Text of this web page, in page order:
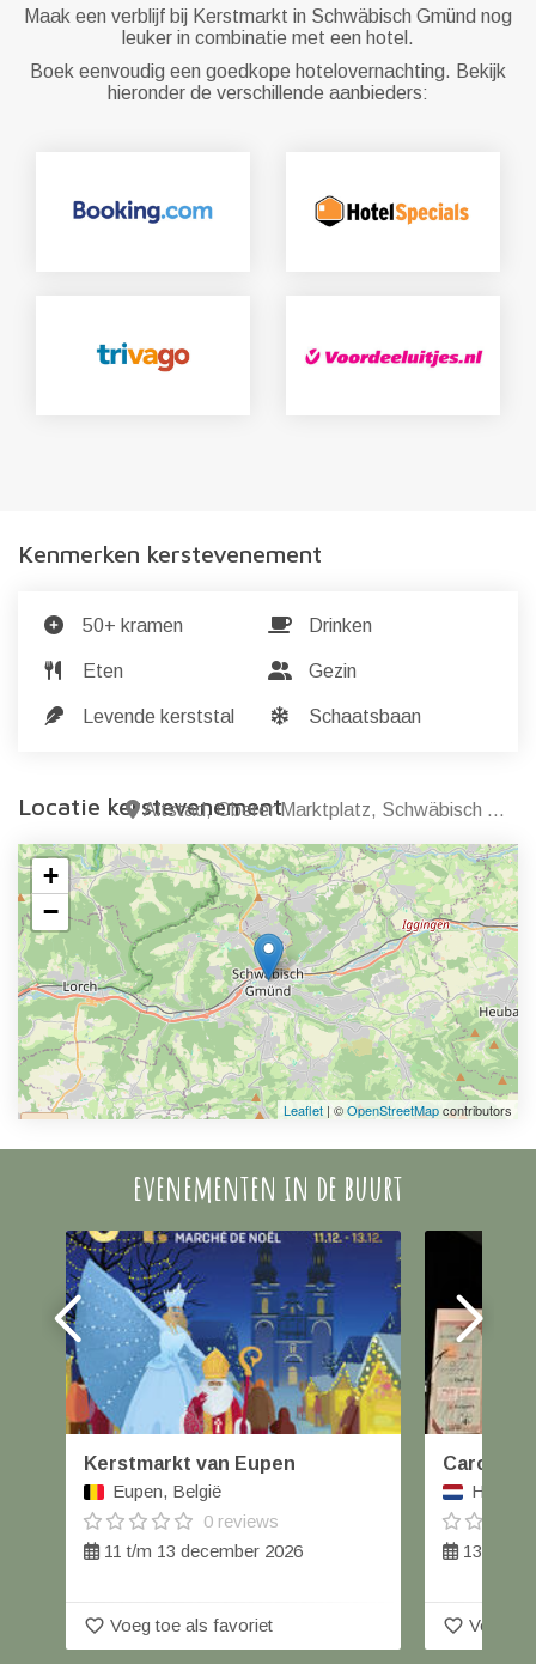
Maak een verblijf bij Kerstmarkt in Schwäbisch Gmünd nog
leuker in combinatie met een hotel.
Boek eenvoudig een goedkope hotelovernachting. Bekijk
hieronder de verschillende aanbieders:
Kenmerken kerstevenement
50+ kramen Drinken
Eten Gezin
Levende kerststal Schaatsbaan
Locatie kerstevenement
Altstad, Oberer Marktplatz, Schwäbisch Gmünd
+
−
Leaflet | ©OpenStreetMapcontributors
evenementen in de buurt
Kerstmarkt van Eupen
Eupen, België
0 reviews
11 t/m 13 december 2026
favorite_border Voeg toe als favoriet
Carolus
13
favorite_border Voeg